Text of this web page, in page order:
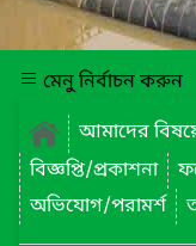
মেনু নির্বাচন করুন
আমাদের
বিজ্ঞপ্তি/প্রকাশনা
অভিযোগ/পরামর্শ